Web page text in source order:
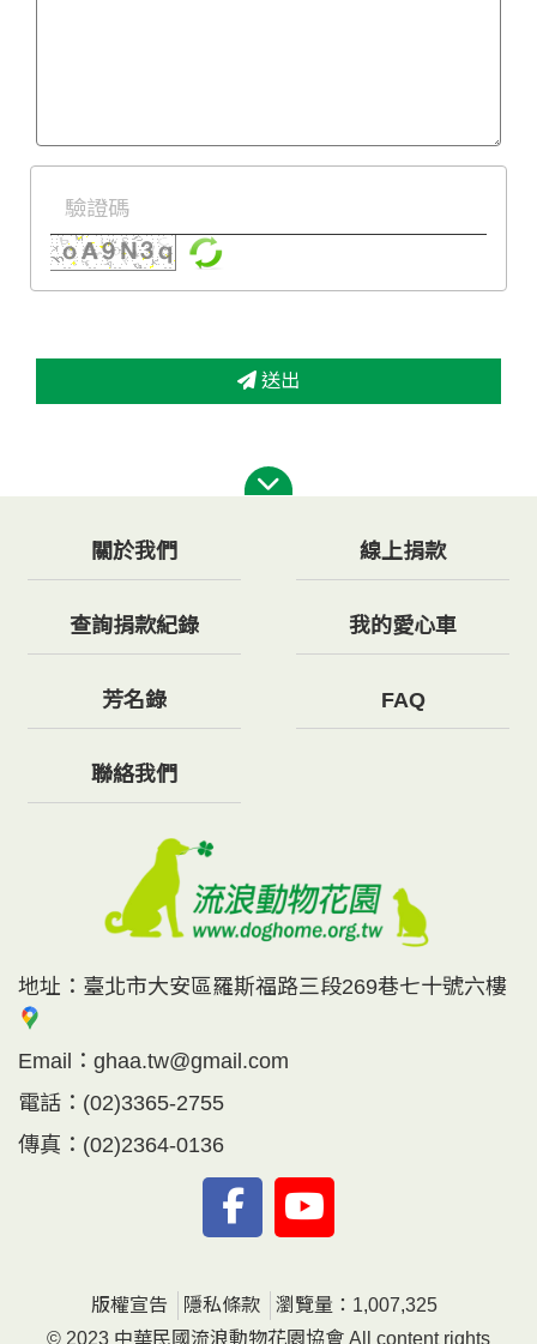
送出
關於我們 線上捐款
查詢捐款紀錄 我的愛心車
芳名錄 FAQ
聯絡我們
地址： 臺北市大安區羅斯福路三段269巷七十號六樓
Email： ghaa.tw@gmail.com
電話： (02)3365-2755
傳真： (02)2364-0136
版權宣告 隱私條款
瀏覽量：1,007,325
© 2023 中華民國流浪動物花園協會 All content rights